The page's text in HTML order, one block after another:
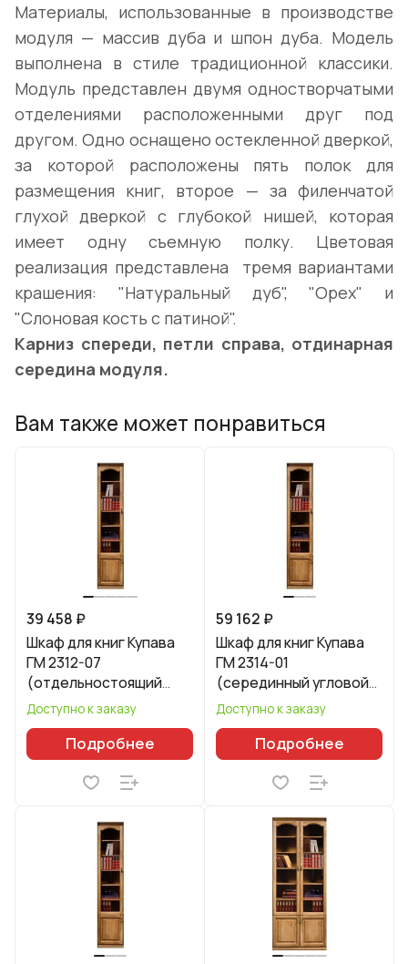
Материалы, использованные в производстве
модуля — массив дуба и шпон дуба. Модель
выполнена в стиле традиционной классики.
Модуль представлен двумя одностворчатыми
отделениями расположенными друг под
другом. Одно оснащено остекленной дверкой,
за которой расположены пять полок для
размещения книг, второе — за филенчатой
глухой дверкой с глубокой нишей, которая
имеет одну съемную полку. Цветовая
реализация представлена тремя вариантами
крашения: "Натуральный дуб", "Орех" и
"Слоновая кость с патиной".
Карниз спереди, петли справа, отдинарная
середина модуля.
Вам также может понравиться
39 458 ₽
Шкаф для книг Купава
ГМ 2312-07
(отдельностоящий
левый)
Доступно к заказу
Подробнее
59 162 ₽
Шкаф для книг Купава
ГМ 2314-01
(серединный угловой)
левый
Доступно к заказу
Подробнее